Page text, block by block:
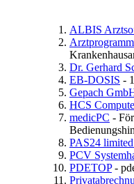
ALBIS
Dr. Gerhard
EB-DOSIS -
Gepach
HCS
medicPC -
PAS24
PCV
PDETOP-